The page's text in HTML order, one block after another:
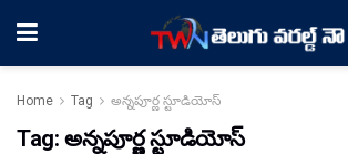
Home Tag అన్నపూర్ణ స్టూడియోస్‌
Tag: అన్నపూర్ణ స్టూడియోస్‌